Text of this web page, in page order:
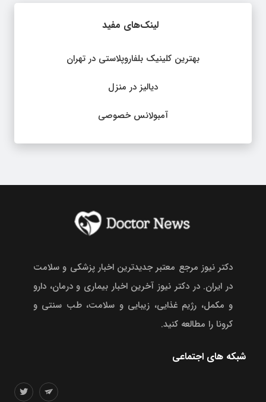
لینک‌های مفید
بهترین کلینیک بلفاروپلاستی در تهران
دیالیز در منزل
آمبولانس خصوصی
دکتر نیوز مرجع معتبر جدیدترین اخبار پزشکی و سلامت
در ایران. در دکتر نیوز آخرین اخبار بیماری و درمان، دارو
و مکمل، رژیم غذایی، زیبایی و سلامت، طب سنتی و
کرونا را مطالعه کنید.
شبکه های اجتماعی